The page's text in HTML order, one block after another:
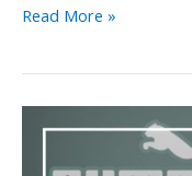
Read More »